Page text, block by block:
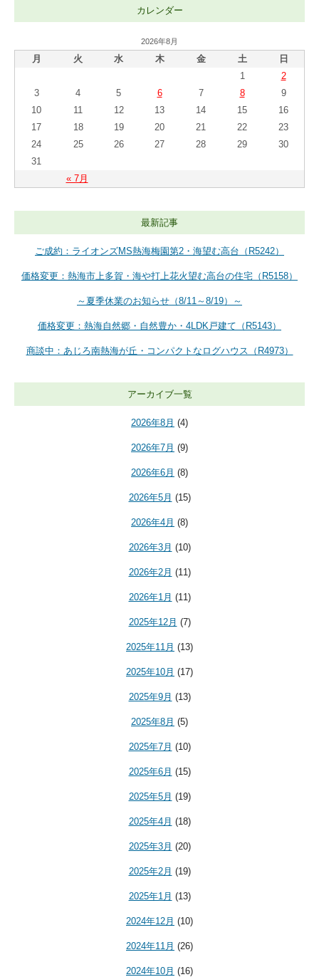
カレンダー
2026年8月
月 火 水 木 金 土 日
« 7月
1
2
3
4 5 6 7 8
9
10
11 12 13 14 15
16
17
18 19 20 21 22
23
24
25 26 27 28 29
30
31
最新記事
ご成約：ライオンズMS熱海梅園第2・海望む高台（R5242）
価格変更：熱海市上多賀・海や打上花火望む高台の住宅（R5158）
～夏季休業のお知らせ（8/11～8/19）～
価格変更：熱海自然郷・自然豊か・4LDK戸建て（R5143）
商談中：あじろ南熱海が丘・コンパクトなログハウス（R4973）
アーカイブ一覧
2026年8月 (4)
2026年7月 (9)
2026年6月 (8)
2026年5月 (15)
2026年4月 (8)
2026年3月 (10)
2026年2月 (11)
2026年1月 (11)
2025年12月 (7)
2025年11月 (13)
2025年10月 (17)
2025年9月 (13)
2025年8月 (5)
2025年7月 (10)
2025年6月 (15)
2025年5月 (19)
2025年4月 (18)
2025年3月 (20)
2025年2月 (19)
2025年1月 (13)
2024年12月 (10)
2024年11月 (26)
2024年10月 (16)